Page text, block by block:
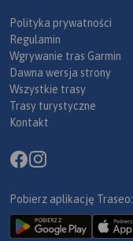
Polityka prywatności
Regulamin
Wgrywanie tras Garmin
Dawna wersja strony
Wszystkie trasy
Trasy turystyczne
Kontakt
Pobierz aplikację Traseo: